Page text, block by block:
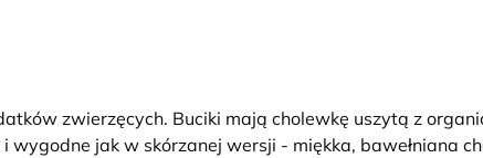
zwierzęcych. Buciki mają cholewkę uszytą z
jak w skórzanej wersji - miękka, bawełniana